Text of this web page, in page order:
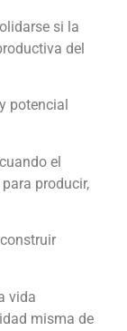
si la
del
potencial
el
producir,
vida
misma de